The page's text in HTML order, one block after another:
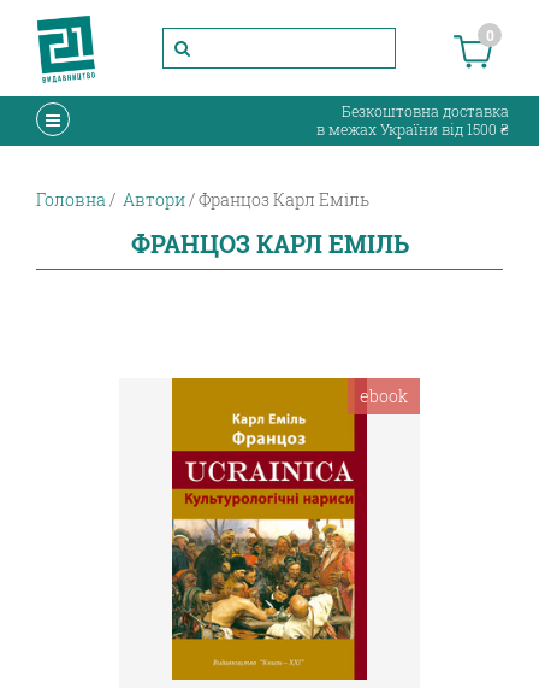
0
Безкоштовна доставка
в межах України від 1500 ₴
Головна Автори Францоз Карл Еміль
ФРАНЦОЗ КАРЛ ЕМІЛЬ
ebook